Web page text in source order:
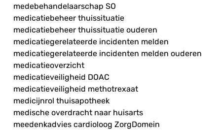
medebehandelaarschap SO
medicatiebeheer thuissituatie
medicatiebeheer thuissituatie ouderen
medicatiegerelateerde incidenten melden
medicatiegerelateerde incidenten melden ouderen
medicatieoverzicht
medicatieveiligheid DOAC
medicatieveiligheid methotrexaat
medicijnrol thuisapotheek
medische overdracht naar huisarts
meedenkadvies cardioloog ZorgDomein